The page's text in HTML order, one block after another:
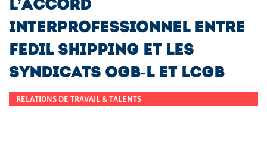
l’accord
interprofessionnel entre
FEDIL Shipping et les
syndicats OGB-L et LCGB
RELATIONS DE TRAVAIL & TALENTS